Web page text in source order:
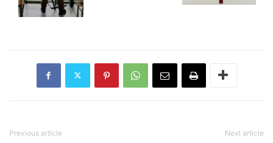
Previous article Next article